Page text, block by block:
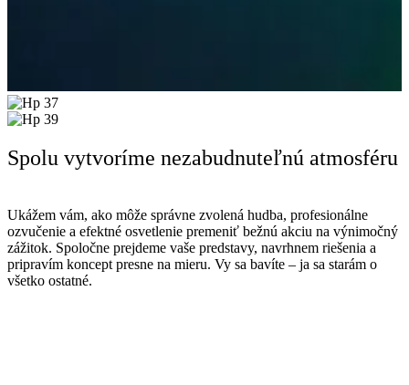
Spolu vytvoríme nezabudnuteľnú atmosféru
Ukážem vám, ako môže správne zvolená hudba, profesionálne
ozvučenie a efektné osvetlenie premeniť bežnú akciu na výnimočný
zážitok. Spoločne prejdeme vaše predstavy, navrhnem riešenia a
pripravím koncept presne na mieru. Vy sa bavíte – ja sa starám o
všetko ostatné.